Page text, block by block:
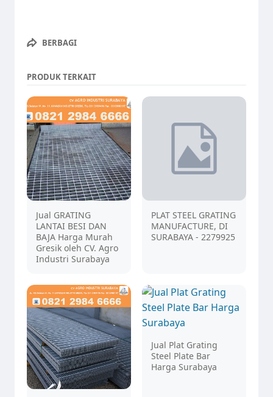
BERBAGI
PRODUK TERKAIT
Jual GRATING
LANTAI BESI DAN
BAJA Harga Murah
Gresik oleh CV. Agro
Industri Surabaya
PLAT STEEL GRATING
MANUFACTURE, DI
SURABAYA - 2279925
Jual Plat Grating
Steel Plate Bar
Harga Surabaya